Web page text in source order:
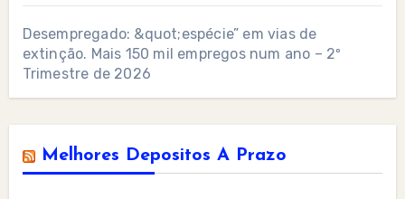
Desempregado: &quot;espécie” em vias de
extinção. Mais 150 mil empregos num ano – 2º
Trimestre de 2026
Melhores Depositos A Prazo